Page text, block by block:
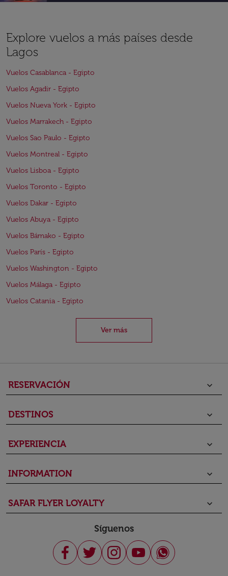
Explore vuelos a más países desde
Lagos
Vuelos Casablanca - Egipto
Vuelos Agadir - Egipto
Vuelos Nueva York - Egipto
Vuelos Marrakech - Egipto
Vuelos Sao Paulo - Egipto
Vuelos Montreal - Egipto
Vuelos Lisboa - Egipto
Vuelos Toronto - Egipto
Vuelos Dakar - Egipto
Vuelos Abuya - Egipto
Vuelos Bámako - Egipto
Vuelos París - Egipto
Vuelos Washington - Egipto
Vuelos Málaga - Egipto
Vuelos Catania - Egipto
Ver más
RESERVACIÓN keyboard_arrow_down
DESTINOS keyboard_arrow_down
EXPERIENCIA keyboard_arrow_down
INFORMATION keyboard_arrow_down
SAFAR FLYER LOYALTY keyboard_arrow_down
Síguenos